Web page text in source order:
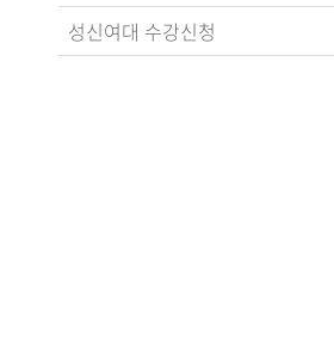
성신여대 수강신청